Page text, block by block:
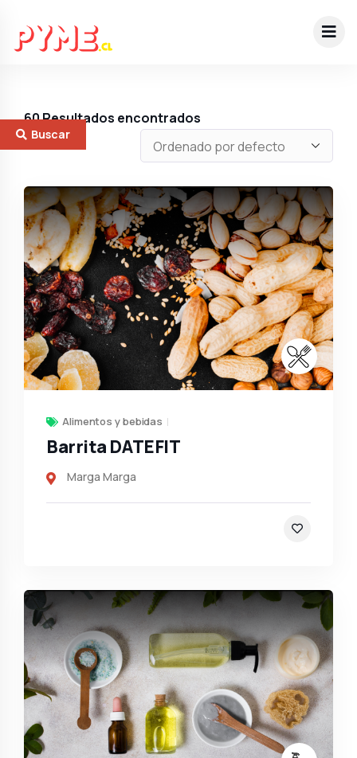
Buscar
60Resultados encontrados
Alimentos y bebidas
Barrita DATEFIT
Marga Marga